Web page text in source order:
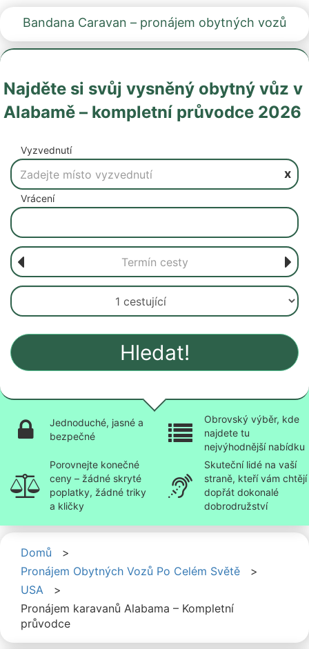
Bandana Caravan – pronájem obytných vozů
Najděte si svůj vysněný obytný vůz v
Alabamě – kompletní průvodce 2026
Vyzvednutí
x
Vrácení
Hledat!
Jednoduché, jasné a
bezpečné
Obrovský výběr, kde
najdete tu
nejvýhodnější nabídku
Porovnejte konečné
ceny – žádné skryté
poplatky, žádné triky
a kličky
Skuteční lidé na vaší
straně, kteří vám chtějí
dopřát dokonalé
dobrodružství
Domů
>
Pronájem Obytných Vozů Po Celém Světě
>
USA
>
Pronájem karavanů Alabama – Kompletní
průvodce